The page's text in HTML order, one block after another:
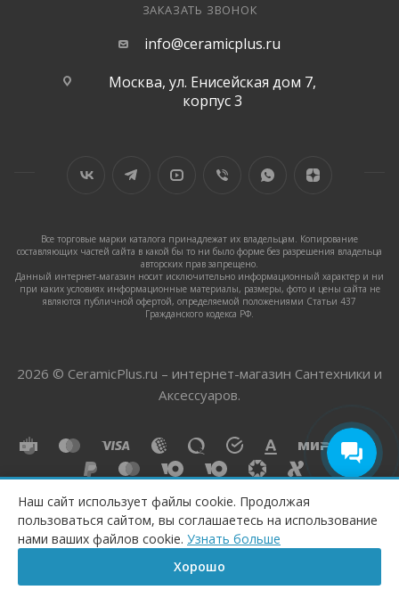
ЗАКАЗАТЬ ЗВОНОК
info@ceramicplus.ru
Москва, ул. Енисейская дом 7,
корпус 3
Все торговые марки каталога принадлежат их владельцам. Копирование
составляющих частей сайта в какой бы то ни было форме без разрешения владельца
авторских прав запрещено.
Данный интернет-магазин носит исключительно информационный характер и ни
при каких условиях информационные материалы, размеры, фото и цены сайта не
являются публичной офертой, определяемой положениями Статьи 437
Гражданского кодекса РФ.
2026 © CeramicPlus.ru – интернет-магазин Сантехники и
Аксессуаров.
Наш сайт использует файлы cookie. Продолжая
пользоваться сайтом, вы соглашаетесь на использование
нами ваших файлов cookie. Узнать больше
Хорошо
Главная Корзина Сравнение Каталог Контакты